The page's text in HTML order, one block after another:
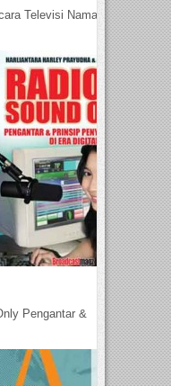
Televisi Nama
Pengantar &